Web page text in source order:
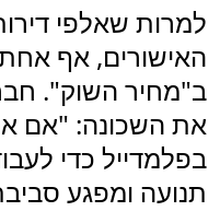
למרות שאלפי
האישורים, אף אחת
ב"מחיר השוק".
את השכונה: "אם
בפלמדייל כדי
תנועה ומפגע